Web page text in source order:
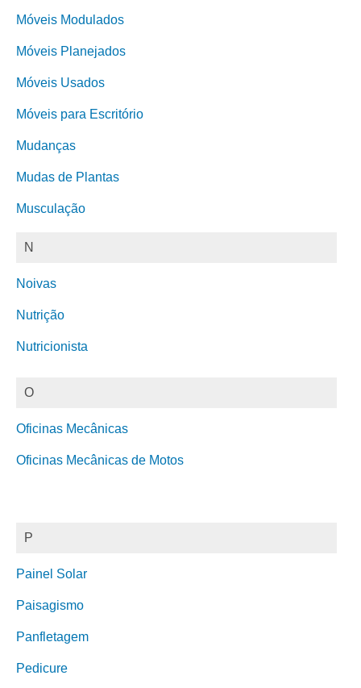
Móveis Modulados
Móveis Planejados
Móveis Usados
Móveis para Escritório
Mudanças
Mudas de Plantas
Musculação
N
Noivas
Nutrição
Nutricionista
O
Oficinas Mecânicas
Oficinas Mecânicas de Motos
P
Painel Solar
Paisagismo
Panfletagem
Pedicure